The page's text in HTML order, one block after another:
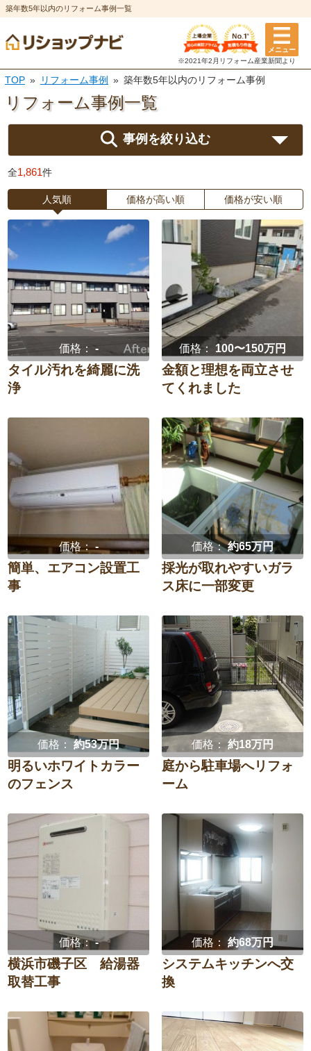
築年数5年以内のリフォーム事例一覧
メニュー
※2021年2月リフォーム産業新聞より
TOP リフォーム事例 築年数5年以内のリフォーム事例
リフォーム事例一覧
事例を絞り込む
全1,861件
人気順 価格が高い順 価格が安い順
価格：-
タイル汚れを綺麗に洗
浄
価格： 100〜150万円
金額と理想を両立させ
てくれました
価格：-
簡単、エアコン設置工
事
価格：約65万円
採光が取れやすいガラ
ス床に一部変更
価格：約53万円
明るいホワイトカラー
のフェンス
価格： 約18万円
庭から駐車場へリフォ
ーム
価格：-
横浜市磯子区 給湯器
取替工事
価格： 約68万円
システムキッチンへ交
換